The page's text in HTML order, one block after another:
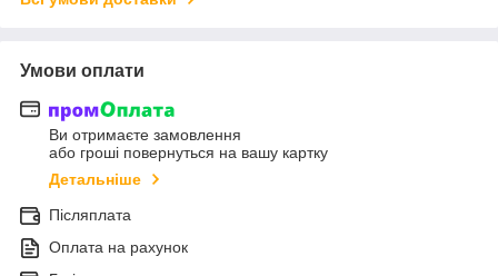
Умови оплати
Ви отримаєте замовлення
або гроші повернуться на вашу картку
Детальніше
Післяплата
Оплата на рахунок